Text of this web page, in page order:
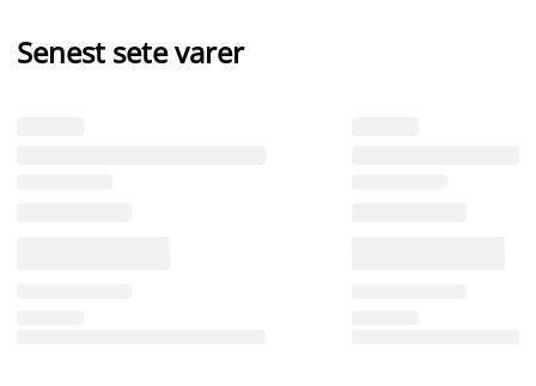
Senest sete varer